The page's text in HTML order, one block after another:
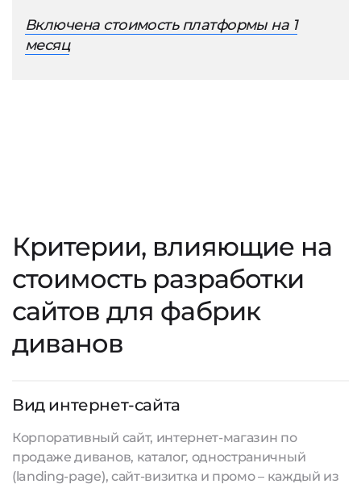
Включена стоимость платформы на 1
месяц
Критерии, влияющие на
стоимость разработки
сайтов для фабрик
диванов
Вид интернет-сайта
Корпоративный сайт, интернет-магазин по
продаже диванов, каталог, одностраничный
(landing-page), сайт-визитка и промо – каждый из